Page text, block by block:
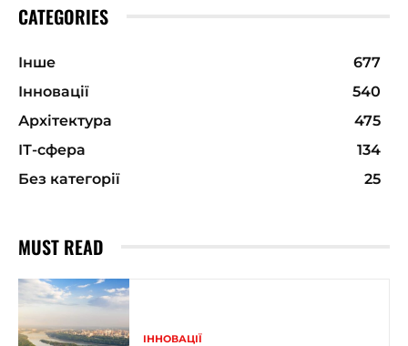
CATEGORIES
Інше
677
Інновації
540
Архітектура
475
ІТ-сфера
134
Без категорії
25
MUST READ
ІННОВАЦІЇ